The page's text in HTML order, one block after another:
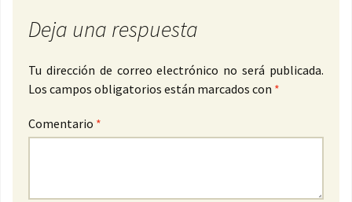
Deja una respuesta
Tu dirección de correo electrónico no será publicada.
Los campos obligatorios están marcados con *
Comentario *